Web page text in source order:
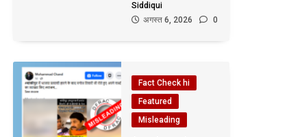
Siddiqui
अगस्त 6, 2026
0
Fact Check hi
Featured
Misleading